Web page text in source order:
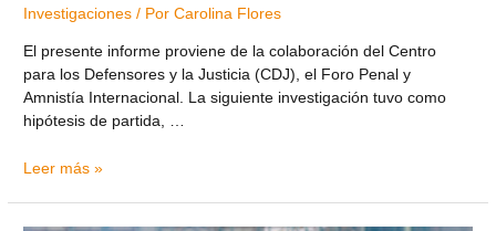
Investigaciones / PorCarolina Flores
El presente informe proviene de la colaboración del Centro
para los Defensores y la Justicia (CDJ), el Foro Penal y
Amnistía Internacional. La siguiente investigación tuvo como
hipótesis de partida, …
Leer más »